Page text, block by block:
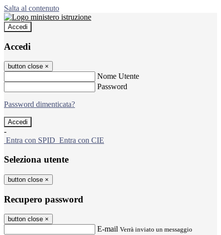
Salta al contenuto
Accedi
Accedi
button close ×
Nome Utente
Password
Password dimenticata?
-
Entra con SPID Entra con CIE
Seleziona utente
button close ×
Recupero password
button close ×
E-mail Verrà inviato un messaggio